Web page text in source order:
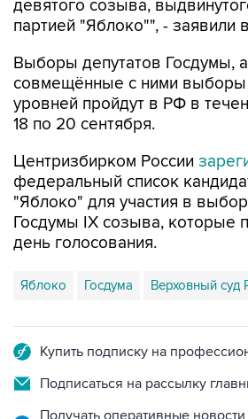
Выборы депутатов Госдумы, а
уровней пройдут в РФ в
18 по 20 сентября.
Центризбирком России
"Яблоко" для участия в
Госдумы IX созыва, которые
день голосования.
Яблоко Госдума Верховный суд
Подписаться на рассылку
Получать оперативные